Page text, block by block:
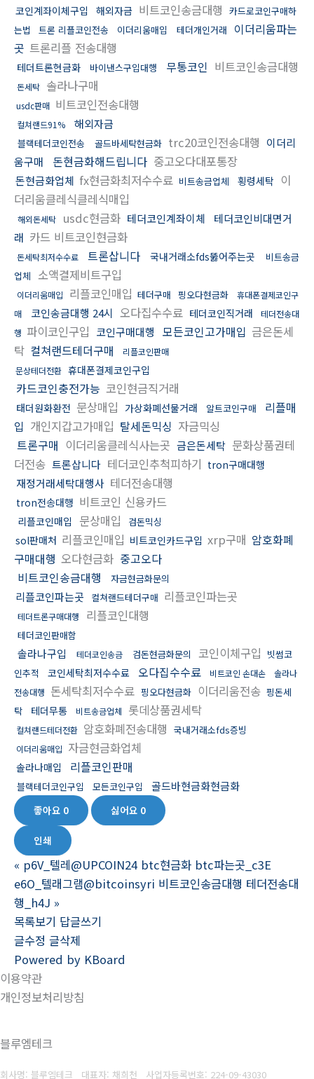
코인계좌이체구입 해외자금 비트코인송금대행 카드로코인구매하
는법
트론 리플코인전송 이더리움매입 테더개인거래
이더리움파는
곳 트론리플 전송대행
테더트론현금화 바이낸스구입대행 무통코인 비트코인송금대행
돈세탁 솔라나구매
usdc판매 비트코인전송대행
컬쳐랜드91% 해외자금
블랙테더코인전송 골드바세탁현금화 trc20코인전송대행 이더리
움구매
돈현금화해드립니다 중고오다대포통장
돈현금화업체 fx현금화최저수수료 비트송금업체 횡령세탁 이
더리움클레식클레식매입
해외돈세탁 usdc현금화 테더코인계좌이체
테더코인비대면거
래 카드 비트코인현금화
돈세탁최저수수료 트론삽니다 국내거래소fds뚫어주는곳
비트송금
업체
소액결제비트구입
이더리움매입 리플코인매입 테더구매 핑오다현금화
휴대폰결제코인구
매
코인송금대행 24시 오다집수수료 테더코인직거래
테더전송대
행 파이코인구입 코인구매대행 모든코인고가매입 금은돈세
탁 컬쳐랜드테더구매
리플코인판매
문상테더전환 휴대폰결제코인구입
카드코인충전가능 코인현금직거래
태더원화환전 문상매입 가상화폐선물거래 알트코인구매
리플매
입 개인지갑고가매입 탈세돈믹싱 자금믹싱
트론구매 이더리움클레식사는곳 금은돈세탁 문화상품권테
더전송 트론삽니다 테더코인추척피하기 tron구매대행
재정거래세탁대행사 테더전송대행
tron전송대행 비트코인 신용카드
리플코인매입 문상매입 검돈믹싱
sol판매처 리플코인매입 비트코인카드구입 xrp구매 암호화폐
구매대행 오다현금화 중고오다
비트코인송금대행
자금현금화문의
리플코인파는곳 컬쳐랜드테더구매 리플코인파는곳
테더트론구매대행 리플코인대행
테더코인판매함
솔라나구입 테더코인송금 검돈현금화문의 코인이체구입 빗썸코
인추적
코인세탁최저수수료 오다집수수료 비트코인 손대손
솔라나
전송대행 돈세탁최저수수료 핑오다현금화 이더리움전송 핑돈세
탁
테더무통 비트송금업체 롯데상품권세탁
컬쳐랜드테더전환 암호화폐전송대행 국내거래소fds증빙
이더리움매입 자금현금화업체
솔라나매입 리플코인판매
블랙테더코인구입 모든코인구입 골드바현금화현금화
좋아요 0 싫어요 0
인쇄
« p6V_텔레@UPCOIN24 btc현금화 btc파는곳_c3E
e6O_텔래그램@bitcoinsyri 비트코인송금대행 테더전송대
행_h4J »
목록보기 답글쓰기
글수정 글삭제
Powered by KBoard
이용약관
개인정보처리방침
블루엠테크
회사명: 블루엠테크 대표자: 채희천 사업자등록번호: 224-09-43030